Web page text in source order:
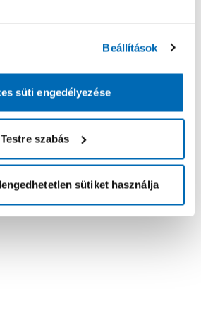
Beállítások
süti engedélyezése
Testre szabás
sütiket használja